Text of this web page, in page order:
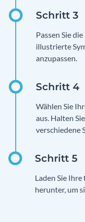
Passen Sie
illustrierte
anzupassen.
Wählen Sie
aus. Halten
verschiedene
Laden Sie
herunter, um